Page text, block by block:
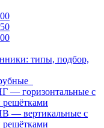
типы, подбор,
— горизонтальные с
— вертикальные с